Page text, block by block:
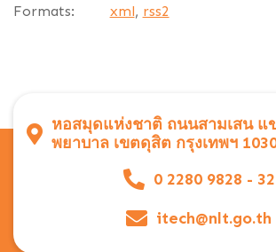
Formats:
xml, rss2
หอสมุดแห่งชาติ ถนนสามเสน แ
พยาบาล เขตดุสิต กรุงเทพฯ
0 2280 9828 - 32
itech@nlt.go.th